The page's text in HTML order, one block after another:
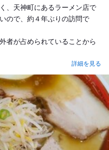
、天神町にあるラーメン店で
ので、約４年ぶりの訪問で
者が占められていることから
詳細を見る